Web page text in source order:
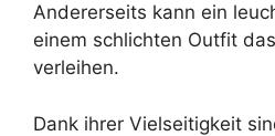
Andererseits kann ein
einem schlichten Outfit
verleihen.
Dank ihrer Vielseitigkeit